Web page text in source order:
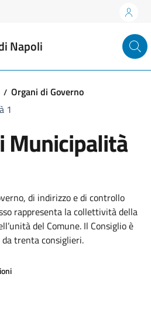
Napoli
Organi di Governo
1
Municipalità
di indirizzo e di controllo
rappresenta la collettività della
del Comune. Il Consiglio è
trenta consiglieri.